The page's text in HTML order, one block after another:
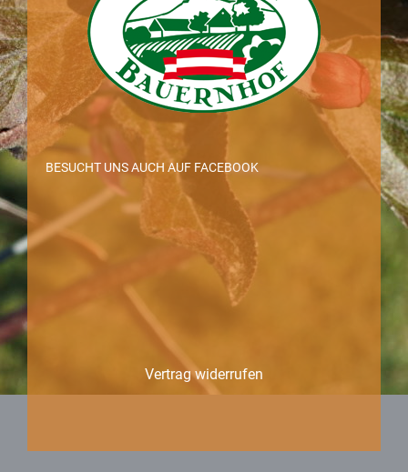
BESUCHT UNS AUCH AUF FACEBOOK
Vertrag widerrufen